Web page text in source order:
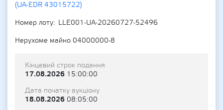
(UA-EDR 43015722)
Номер лоту
LLE001-UA-20260727-52496
Нерухоме майно 04000000-8
Кінцевий строк подання
17.08.2026 15:00:00
Дата початку аукціону
18.08.2026 08:05:00